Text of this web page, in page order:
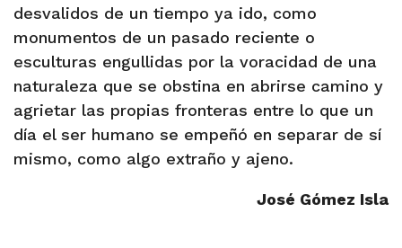
desvalidos de un tiempo ya ido, como
monumentos de un pasado reciente o
esculturas engullidas por la voracidad de una
naturaleza que se obstina en abrirse camino y
agrietar las propias fronteras entre lo que un
día el ser humano se empeñó en separar de sí
mismo, como algo extraño y ajeno.
José Gómez Isla